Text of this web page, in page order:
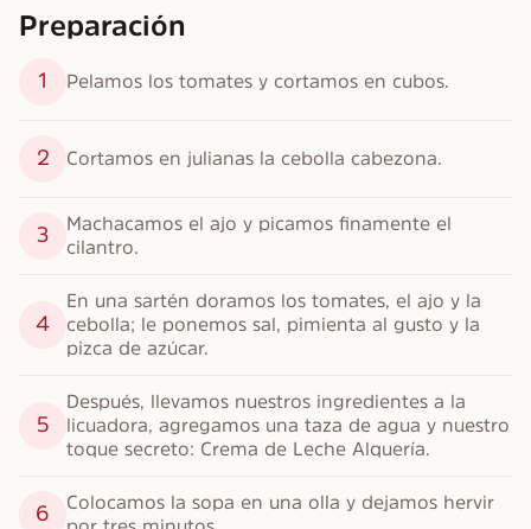
Preparación
1 Pelamos los tomates y cortamos en cubos.
2 Cortamos en julianas la cebolla cabezona.
3
Machacamos el ajo y picamos finamente el
cilantro.
4
En una sartén doramos los tomates, el ajo y la
cebolla; le ponemos sal, pimienta al gusto y la
pizca de azúcar.
5
Después, llevamos nuestros ingredientes a la
licuadora, agregamos una taza de agua y nuestro
toque secreto: Crema de Leche Alquería.
6
Colocamos la sopa en una olla y dejamos hervir
por tres minutos.